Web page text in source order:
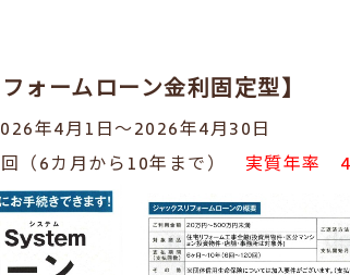
フォームローン金利固定型】
年4月1日～2026年4月30日
（6カ月から10年まで） 実質年率